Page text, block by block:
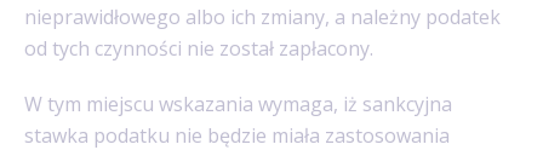
nieprawidłowego albo ich zmiany, a należny podatek
od tych czynności nie został zapłacony.
W tym miejscu wskazania wymaga, iż sankcyjna
stawka podatku nie będzie miała zastosowania